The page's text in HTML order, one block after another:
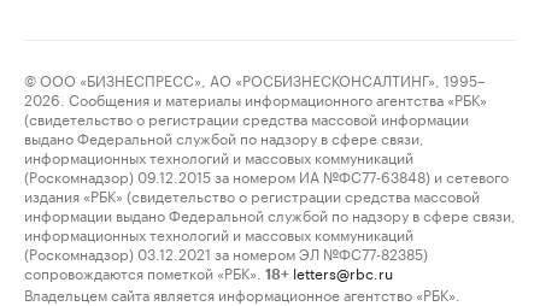
© ООО «БИЗНЕСПРЕСС», АО «РОСБИЗНЕСКОНСАЛТИНГ», 1995–
2026. Сообщения и материалы информационного агентства «РБК»
(свидетельство о регистрации средства массовой информации
выдано Федеральной службой по надзору в сфере связи,
информационных технологий и массовых коммуникаций
(Роскомнадзор) 09.12.2015 за номером ИА №ФС77-63848) и сетевого
издания «РБК» (свидетельство о регистрации средства массовой
информации выдано Федеральной службой по надзору в сфере связи,
информационных технологий и массовых коммуникаций
(Роскомнадзор) 03.12.2021 за номером ЭЛ №ФС77-82385)
сопровождаются пометкой «РБК».
18+ letters@rbc.ru
Владельцем сайта является информационное агентство «РБК».